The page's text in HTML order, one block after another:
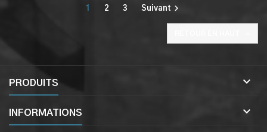
1 2 3 Suivant 
PRODUITS 
INFORMATIONS 